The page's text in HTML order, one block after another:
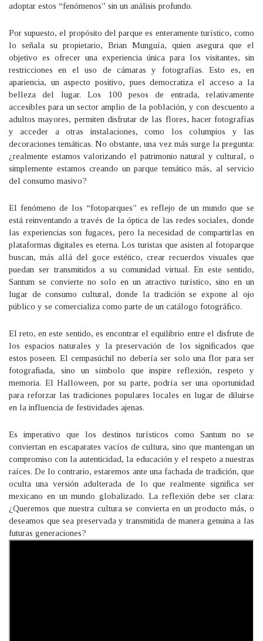
adoptar estos “fenómenos” sin un análisis profundo.
Por supuesto, el propósito del parque es enteramente turístico, como
lo señala su propietario, Brian Munguía, quien asegura que el
objetivo es ofrecer una experiencia única para los visitantes, sin
restricciones en el uso de cámaras y fotografías. Esto es, en
apariencia, un aspecto positivo, pues democratiza el acceso a la
belleza del lugar. Los 100 pesos de entrada, relativamente
accesibles para un sector amplio de la población, y con descuento a
adultos mayores, permiten disfrutar de las flores, hacer fotografías
y acceder a otras instalaciones, como los columpios y las
decoraciones temáticas. No obstante, una vez más surge la pregunta:
¿realmente estamos valorizando el patrimonio natural y cultural, o
simplemente estamos creando un parque temático más, al servicio
del consumo masivo?
El fenómeno de los “fotoparques” es reflejo de un mundo que se
está reinventando a través de la óptica de las redes sociales, donde
las experiencias son fugaces, pero la necesidad de compartirlas en
plataformas digitales es eterna. Los turistas que asisten al fotoparque
buscan, más allá del goce estético, crear recuerdos visuales que
puedan ser transmitidos a su comunidad virtual. En este sentido,
Santum se convierte no solo en un atractivo turístico, sino en un
lugar de consumo cultural, donde la tradición se expone al ojo
público y se comercializa como parte de un catálogo fotográfico.
El reto, en este sentido, es encontrar el equilibrio entre el disfrute de
los espacios naturales y la preservación de los significados que
estos poseen. El cempasúchil no debería ser solo una flor para ser
fotografiada, sino un símbolo que inspire reflexión, respeto y
memoria. El Halloween, por su parte, podría ser una oportunidad
para reforzar las tradiciones populares locales en lugar de diluirse
en la influencia de festividades ajenas.
Es imperativo que los destinos turísticos como Santum no se
conviertan en escaparates vacíos de cultura, sino que mantengan un
compromiso con la autenticidad, la educación y el respeto a nuestras
raíces. De lo contrario, estaremos ante una fachada de tradición, que
oculta una versión adulterada de lo que realmente significa ser
mexicano en un mundo globalizado. La reflexión debe ser clara:
¿Queremos que nuestra cultura se convierta en un producto más, o
deseamos que sea preservada y transmitida de manera genuina a las
futuras generaciones?